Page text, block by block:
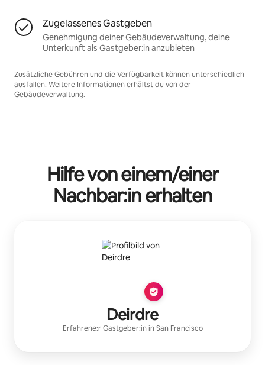
Zugelassenes Gastgeben
Genehmigung deiner Gebäudeverwaltung, deine
Unterkunft als Gastgeber:in anzubieten
Zusätzliche Gebühren und die Verfügbarkeit können unterschiedlich
ausfallen. Weitere Informationen erhältst du von der
Gebäudeverwaltung.
Hilfe von einem/einer
Nachbar:in erhalten
Deirdre
Erfahrene:r Gastgeber:in in San Francisco